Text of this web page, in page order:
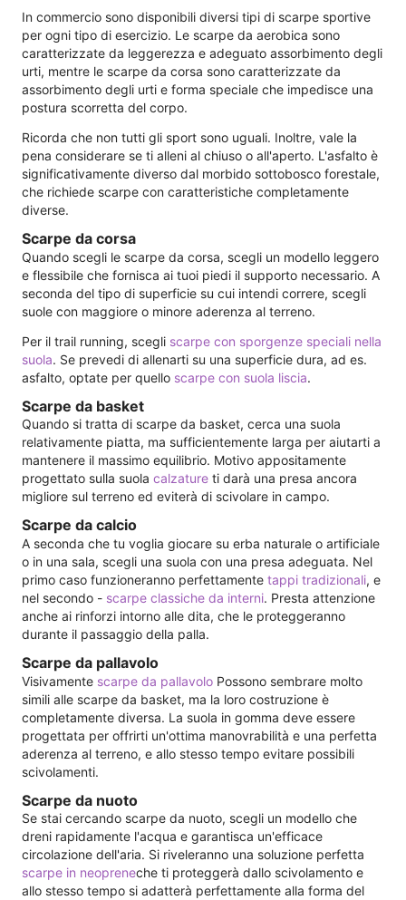
In commercio sono disponibili diversi tipi di scarpe sportive
per ogni tipo di esercizio. Le scarpe da aerobica sono
caratterizzate da leggerezza e adeguato assorbimento degli
urti, mentre le scarpe da corsa sono caratterizzate da
assorbimento degli urti e forma speciale che impedisce una
postura scorretta del corpo.
Ricorda che non tutti gli sport sono uguali. Inoltre, vale la
pena considerare se ti alleni al chiuso o all'aperto. L'asfalto è
significativamente diverso dal morbido sottobosco forestale,
che richiede scarpe con caratteristiche completamente
diverse.
Scarpe da corsa
Quando scegli le scarpe da corsa, scegli un modello leggero
e flessibile che fornisca ai tuoi piedi il supporto necessario. A
seconda del tipo di superficie su cui intendi correre, scegli
suole con maggiore o minore aderenza al terreno.
Per il trail running, scegli scarpe con sporgenze speciali nella
suola. Se prevedi di allenarti su una superficie dura, ad es.
asfalto, optate per quello scarpe con suola liscia.
Scarpe da basket
Quando si tratta di scarpe da basket, cerca una suola
relativamente piatta, ma sufficientemente larga per aiutarti a
mantenere il massimo equilibrio. Motivo appositamente
progettato sulla suola calzature ti darà una presa ancora
migliore sul terreno ed eviterà di scivolare in campo.
Scarpe da calcio
A seconda che tu voglia giocare su erba naturale o artificiale
o in una sala, scegli una suola con una presa adeguata. Nel
primo caso funzioneranno perfettamente tappi tradizionali, e
nel secondo - scarpe classiche da interni. Presta attenzione
anche ai rinforzi intorno alle dita, che le proteggeranno
durante il passaggio della palla.
Scarpe da pallavolo
Visivamente scarpe da pallavolo Possono sembrare molto
simili alle scarpe da basket, ma la loro costruzione è
completamente diversa. La suola in gomma deve essere
progettata per offrirti un'ottima manovrabilità e una perfetta
aderenza al terreno, e allo stesso tempo evitare possibili
scivolamenti.
Scarpe da nuoto
Se stai cercando scarpe da nuoto, scegli un modello che
dreni rapidamente l'acqua e garantisca un'efficace
circolazione dell'aria. Si riveleranno una soluzione perfetta
scarpe in neopreneche ti proteggerà dallo scivolamento e
allo stesso tempo si adatterà perfettamente alla forma del